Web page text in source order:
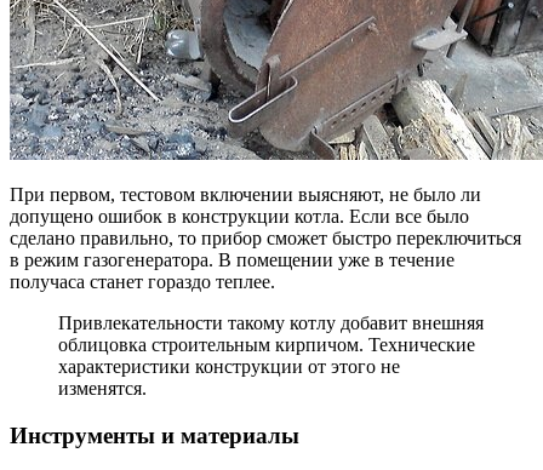
При первом, тестовом включении выясняют, не было ли
допущено ошибок в конструкции котла. Если все было
сделано правильно, то прибор сможет быстро переключиться
в режим газогенератора. В помещении уже в течение
получаса станет гораздо теплее.
Привлекательности такому котлу добавит внешняя
облицовка строительным кирпичом. Технические
характеристики конструкции от этого не
изменятся.
Инструменты и материалы